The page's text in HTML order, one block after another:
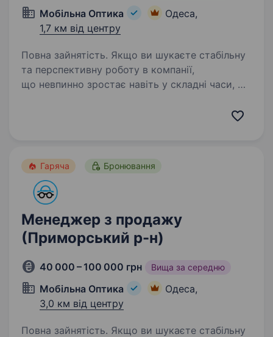
Мобільна Оптика
Одеса,
1,7 км від центру
Повна зайнятість. Якщо ви шукаєте стабільну
та перспективну роботу в компанії,
що невпинно зростає навіть у складні часи, —
Гаряча Бронювання
Менеджер з продажу
(Приморський р-н)
40 000 – 100 000 грн Вища за середню
Мобільна Оптика
Одеса,
3,0 км від центру
Повна зайнятість. Якщо ви шукаєте стабільну